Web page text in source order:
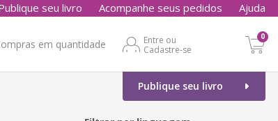
seu livro Acompanhe seus pedidos Ajuda
em quantidade
Entre ou
Cadastre-se
0
Publique seu livro